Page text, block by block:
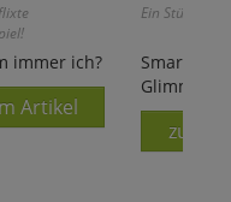
immer ich?
Artikel
Ein Stück
Smaragd
Glimmer
zum